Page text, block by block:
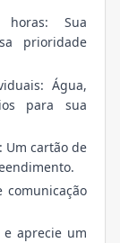
horas: Sua
prioridade
Água,
para sua
Um cartão de
e aprecie um